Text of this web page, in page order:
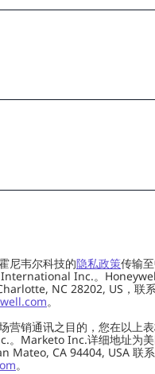
尼韦尔科技的隐私政策传输
International Inc.。
NC 28202, US，联
。
营销通讯之目的，您在以上
。Marketo Inc.详细地址为
Mateo, CA 94404, USA 联
。